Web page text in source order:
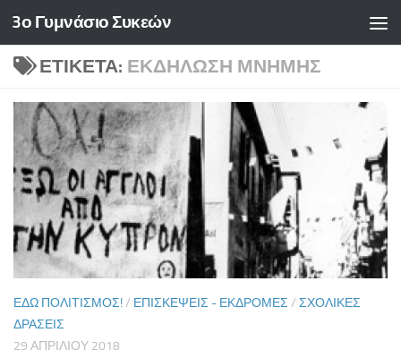
Skip to content
3ο Γυμνάσιο Συκεών
ΕΤΙΚΈΤΑ: ΕΚΔΉΛΩΣΗ ΜΝΉΜΗΣ
ΕΔΏ ΠΟΛΙΤΙΣΜΌΣ!/ ΕΠΙΣΚΈΨΕΙΣ - ΕΚΔΡΟΜΈΣ / ΣΧΟΛΙΚΈΣ
ΔΡΆΣΕΙΣ
29 ΑΠΡΙΛΊΟΥ 2018